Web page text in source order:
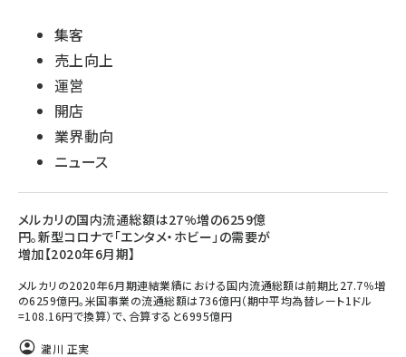
集客
売上向上
運営
開店
業界動向
ニュース
メルカリの国内流通総額は27%増の6259億
円。新型コロナで「エンタメ・ホビー」の需要が
増加【2020年6月期】
メルカリの2020年6月期連結業績における国内流通総額は前期比27.7％増
の6259億円。米国事業の流通総額は736億円（期中平均為替レート1ドル
=108.16円で換算）で、合算すると6995億円
瀧川 正実